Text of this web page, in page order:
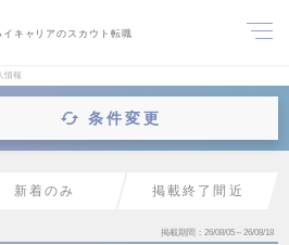
イキャリアのスカウト転職
情報
条件変更
新着のみ 掲載終了間近
掲載期間 26/08/05～26/08/18